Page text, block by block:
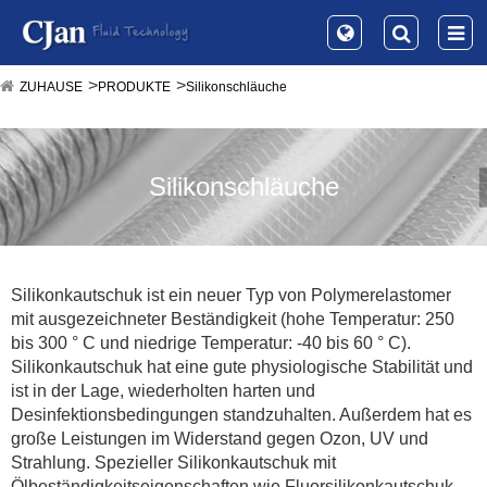
ZUHAUSE PRODUKTE Silikonschläuche
Silikonschläuche
Silikonkautschuk ist ein neuer Typ von Polymerelastomer
mit ausgezeichneter Beständigkeit (hohe Temperatur: 250
bis 300 ° C und niedrige Temperatur: -40 bis 60 ° C).
Silikonkautschuk hat eine gute physiologische Stabilität und
ist in der Lage, wiederholten harten und
Desinfektionsbedingungen standzuhalten. Außerdem hat es
große Leistungen im Widerstand gegen Ozon, UV und
Strahlung. Spezieller Silikonkautschuk mit